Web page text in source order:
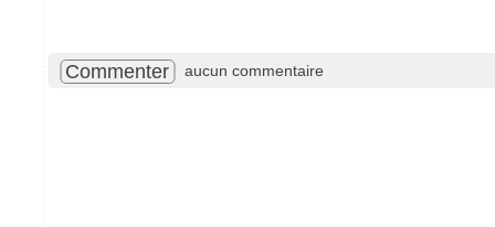
Commenter aucun commentaire